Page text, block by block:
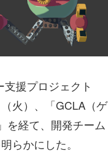
援プロジェクト
火）、「GCLA（ゲ
を経て、開発チーム
らかにした。